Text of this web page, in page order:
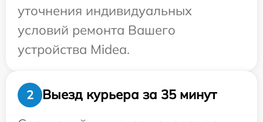
уточнения индивидуальных
условий ремонта Вашего
устройства Midea.
2
Выезд курьера за 35 минут